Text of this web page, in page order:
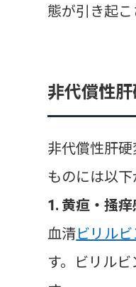
態が引き起こ
非代償性
非代償性肝
ものには以下
1. 黄疸・掻痒
血清ビリル
す。ビリル